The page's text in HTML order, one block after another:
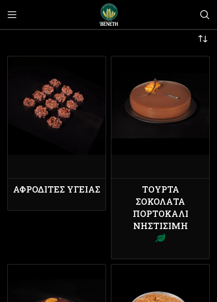
ΑΦΡΟΔΊΤΕΣ ΥΓΕΊΑΣ
ΤΟΎΡΤΑ
ΣΟΚΟΛΆΤΑ
ΠΟΡΤΟΚΆΛΙ
ΝΗΣΤΊΣΙΜΗ